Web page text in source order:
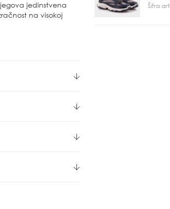
jedinstvena
na visokoj
Šifra